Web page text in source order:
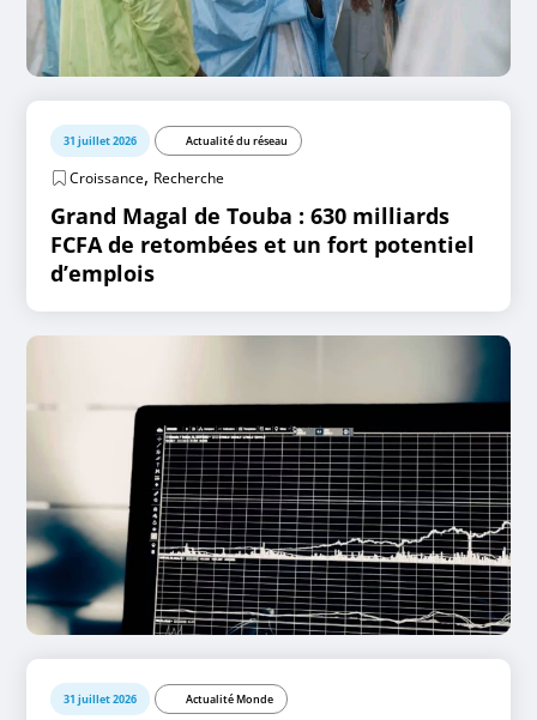
31 juillet 2026 Actualité du réseau
Croissance, Recherche
Grand Magal de Touba : 630 milliards
FCFA de retombées et un fort potentiel
d’emplois
31 juillet 2026 Actualité Monde